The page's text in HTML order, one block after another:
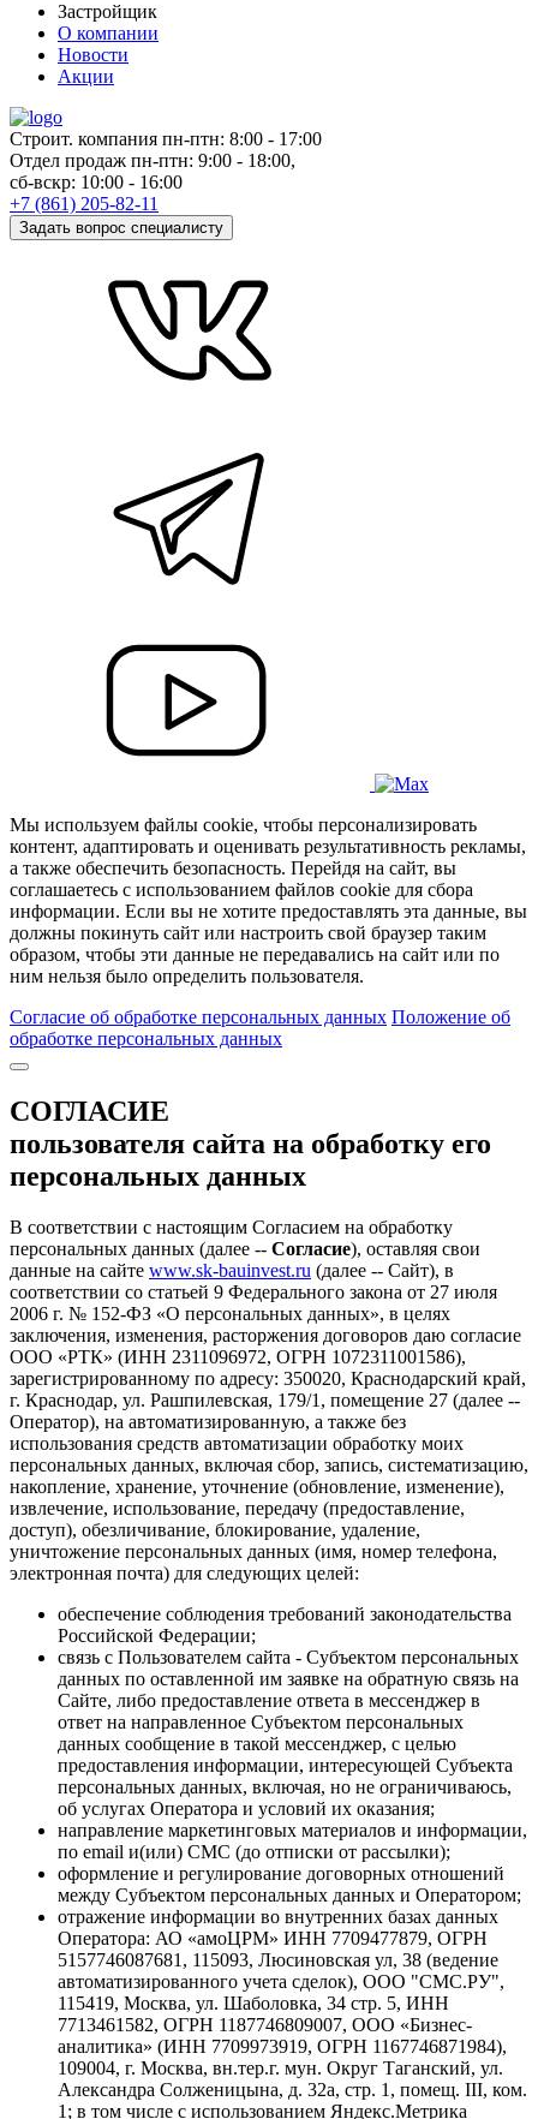
Застройщик
О компании
Новости
Акции
Cтроит. компания пн-птн: 8:00 - 17:00
Отдел продаж пн-птн: 9:00 - 18:00,
сб-вскр: 10:00 - 16:00
+7 (861) 205-82-11
Задать вопрос специалисту
Мы используем файлы cookie, чтобы персонализировать
контент, адаптировать и оценивать результативность рекламы,
а также обеспечить безопасность. Перейдя на сайт, вы
соглашаетесь с использованием файлов cookie для сбора
информации. Если вы не хотите предоставлять эта данные, вы
должны покинуть сайт или настроить свой браузер таким
образом, чтобы эти данные не передавались на сайт или по
ним нельзя было определить пользователя.
Согласие об обработке персональных данных Положение об
обработке персональных данных
СОГЛАСИЕ
пользователя сайта на обработку его
персональных данных
В соответствии с настоящим Согласием на обработку
персональных данных (далее -- Согласие), оставляя свои
данные на сайте www.sk-bauinvest.ru (далее -- Сайт), в
соответствии со статьей 9 Федерального закона от 27 июля
2006 г. № 152-ФЗ «О персональных данных», в целях
заключения, изменения, расторжения договоров даю согласие
ООО «РТК» (ИНН 2311096972, ОГРН 1072311001586),
зарегистрированному по адресу: 350020, Краснодарский край,
г. Краснодар, ул. Рашпилевская, 179/1, помещение 27 (далее --
Оператор), на автоматизированную, а также без
использования средств автоматизации обработку моих
персональных данных, включая сбор, запись, систематизацию,
накопление, хранение, уточнение (обновление, изменение),
извлечение, использование, передачу (предоставление,
доступ), обезличивание, блокирование, удаление,
уничтожение персональных данных (имя, номер телефона,
электронная почта) для следующих целей:
обеспечение соблюдения требований законодательства
Российской Федерации;
связь с Пользователем сайта - Субъектом персональных
данных по оставленной им заявке на обратную связь на
Сайте, либо предоставление ответа в мессенджер в
ответ на направленное Субъектом персональных
данных сообщение в такой мессенджер, с целью
предоставления информации, интересующей Субъекта
персональных данных, включая, но не ограничиваюсь,
об услугах Оператора и условий их оказания;
направление маркетинговых материалов и информации,
по email и(или) СМС (до отписки от рассылки);
оформление и регулирование договорных отношений
между Субъектом персональных данных и Оператором;
отражение информации во внутренних базах данных
Оператора: АО «амоЦРМ» ИНН 7709477879, ОГРН
5157746087681, 115093, Люсиновская ул, 38 (ведение
автоматизированного учета сделок), ООО "СМС.РУ",
115419, Москва, ул. Шаболовка, 34 стр. 5, ИНН
7713461582, ОГРН 1187746809007, ООО «Бизнес-
аналитика» (ИНН 7709973919, ОГРН 1167746871984),
109004, г. Москва, вн.тер.г. мун. Округ Таганский, ул.
Александра Солженицына, д. 32а, стр. 1, помещ. III, ком.
1; в том числе с использованием Яндекс.Метрика